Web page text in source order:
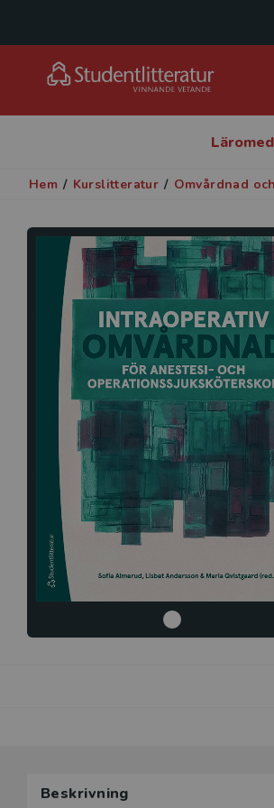
Hem / Kurslitteratur / Omvårdnad
Beskrivning